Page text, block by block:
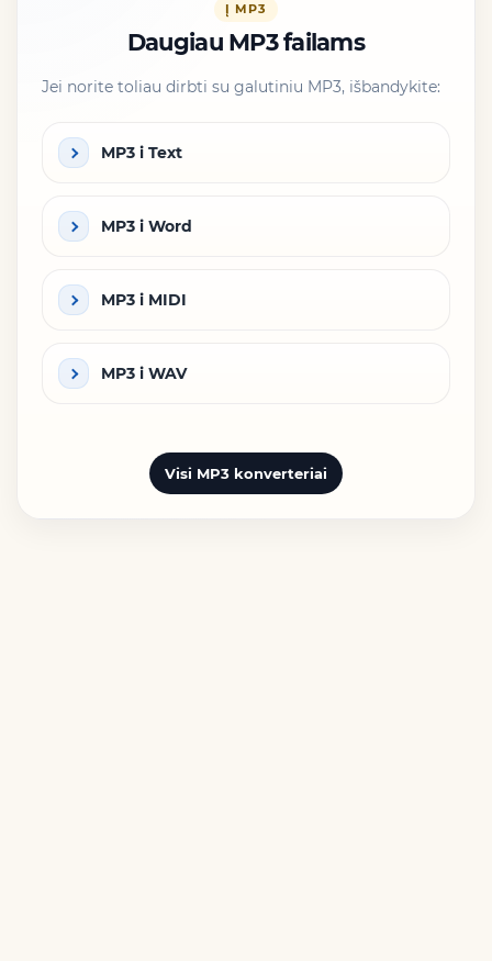
Į MP3
Daugiau MP3 failams
Jei norite toliau dirbti su galutiniu MP3, išbandykite:
MP3 i Text
MP3 i Word
MP3 i MIDI
MP3 i WAV
Visi MP3 konverteriai